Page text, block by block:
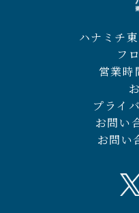
ハナミチ
フ
営業時
プライ
お問い
お問い